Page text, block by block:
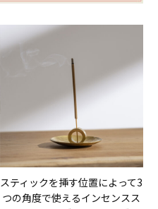
スティックを挿す位置によって3
つの角度で使えるインセンスス